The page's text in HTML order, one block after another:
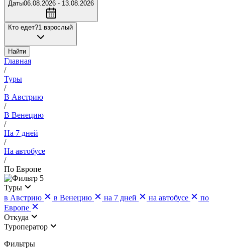
Даты06.08.2026 - 13.08.2026
Кто едет?1 взрослый
Найти
Главная
/
Туры
/
В Австрию
/
В Венецию
/
На 7 дней
/
На автобусе
/
По Европе
5
Туры
в Австрию
в Венецию на 7 дней на автобусе
по
Европе
Откуда
Туроператор
Фильтры